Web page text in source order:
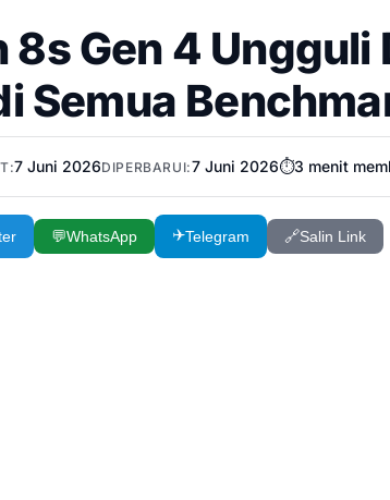
8s Gen 4
Semua
7 Juni 2026DIPERBARUI:7 Juni 2026⏱️3 menit
💬WhatsApp ✈️Telegram 🔗Salin Link